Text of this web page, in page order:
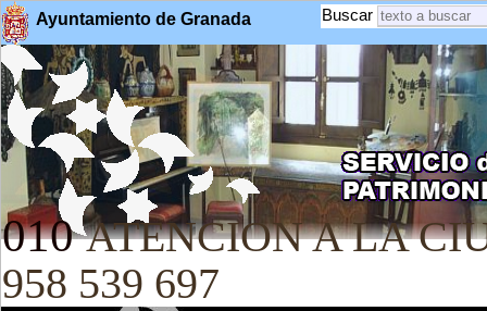
Ayuntamiento de Granada Buscar
010 ATENCION A LA
958 539 697